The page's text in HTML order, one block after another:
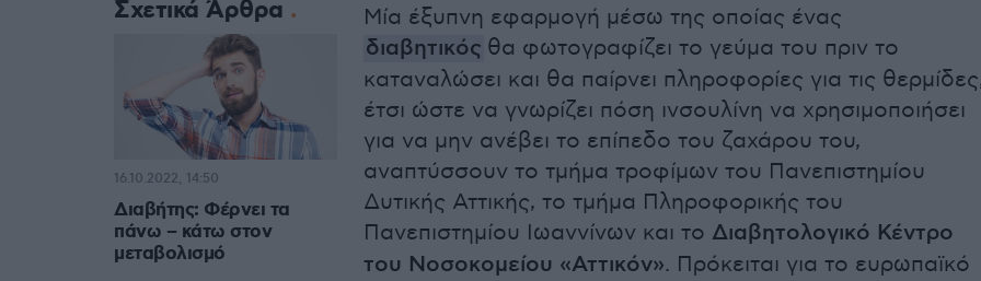
Μία έξυπνη εφαρμογή μέσω της οποίας ένας
διαβητικός θα φωτογραφίζει το γεύμα του πριν το
καταναλώσει και θα παίρνει πληροφορίες για τις
έτσι ώστε να γνωρίζει πόση ινσουλίνη να χρησιμοποιήσει
για να μην ανέβει το επίπεδο του ζαχάρου του,
αναπτύσσουν το τμήμα τροφίμων του Πανεπιστημίου
Δυτικής Αττικής, το τμήμα Πληροφορικής του
Πανεπιστημίου Ιωαννίνων και το Διαβητολογικό Κέντρο
του Νοσοκομείου «Αττικόν». Πρόκειται για το ευρωπαϊκό
Σχετικά Άρθρα
Διαβήτης: Φέρνει τα
πάνω – κάτω στον
μεταβολισμό
16.10.2022, 14:50